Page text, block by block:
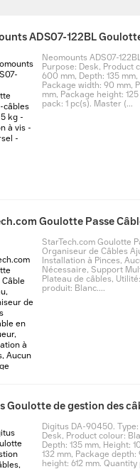
Neomounts ADS07-
Purpose: Desk, Product
600 mm, Depth: 135 mm,
Package width: 90 mm,
mm, Package height:
pack: 1 pc(s). Master (...
StarTech.com Goulotte
Organiseur de Câbles
Installation à Pinces,
Nécessaire, Support
Plateau de câbles,
produit: Blanc....
Goulotte de gestion des
Digitus DA-90450.
Desk, Product colour:
Depth: 135 mm, Height:
132 mm, Package depth:
height: 612 mm. Quantity